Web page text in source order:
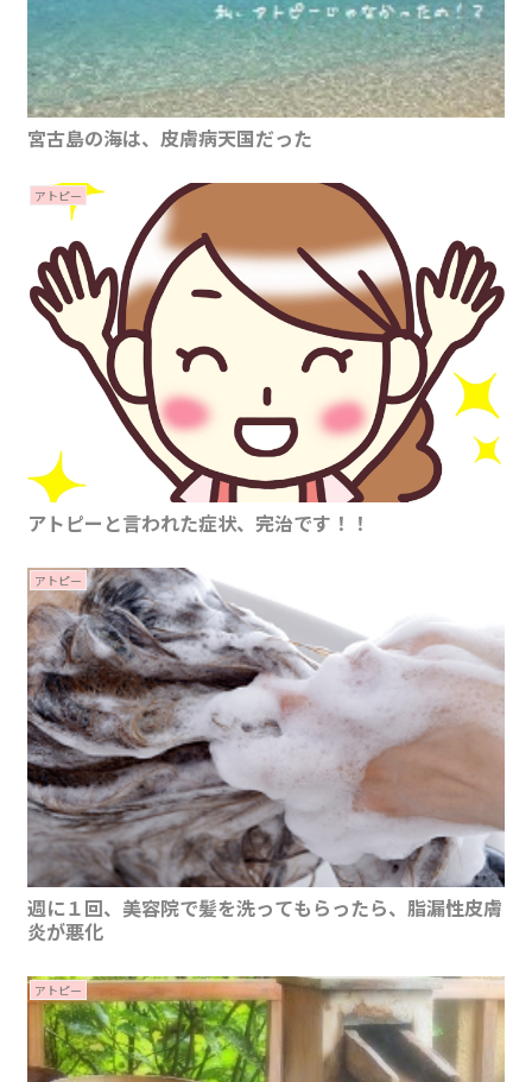
宮古島の海は、皮膚病天国だった
アトピー
アトピーと言われた症状、完治です！！
アトピー
週に１回、美容院で髪を洗ってもらったら、脂漏性皮膚
炎が悪化
アトピー